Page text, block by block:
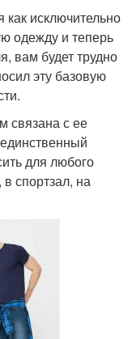
исключительно
одежду и теперь
вам будет трудно
эту базовую
связана с ее
для любого
спортзал, на